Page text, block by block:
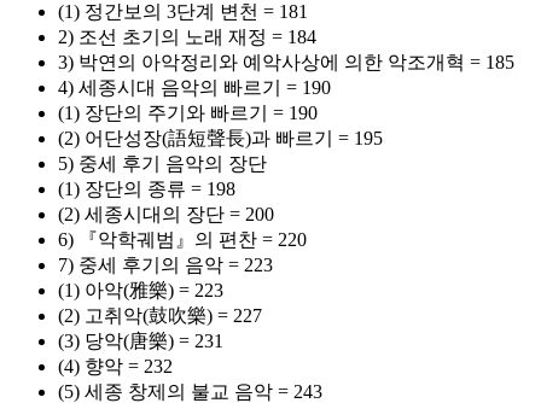
(1) 정간보의 3단계 변천 = 181
2) 조선 초기의 노래 재정 = 184
3) 박연의 아악정리와 예악사상에 의한 악조개혁 = 185
4) 세종시대 음악의 빠르기 = 190
(1) 장단의 주기와 빠르기 = 190
(2) 어단성장(語短聲長)과 빠르기 = 195
5) 중세 후기 음악의 장단
(1) 장단의 종류 = 198
(2) 세종시대의 장단 = 200
6) 『악학궤범』의 편찬 = 220
7) 중세 후기의 음악 = 223
(1) 아악(雅樂) = 223
(2) 고취악(鼓吹樂) = 227
(3) 당악(唐樂) = 231
(4) 향악 = 232
(5) 세종 창제의 불교 음악 = 243